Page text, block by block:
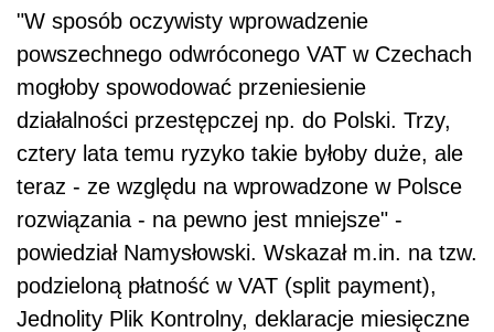
"W sposób oczywisty wprowadzenie
powszechnego odwróconego VAT w Czechach
mogłoby spowodować przeniesienie
działalności przestępczej np. do Polski. Trzy,
cztery lata temu ryzyko takie byłoby duże, ale
teraz - ze względu na wprowadzone w Polsce
rozwiązania - na pewno jest mniejsze" -
powiedział Namysłowski. Wskazał m.in. na tzw.
podzieloną płatność w VAT (split payment),
Jednolity Plik Kontrolny, deklaracje miesięczne